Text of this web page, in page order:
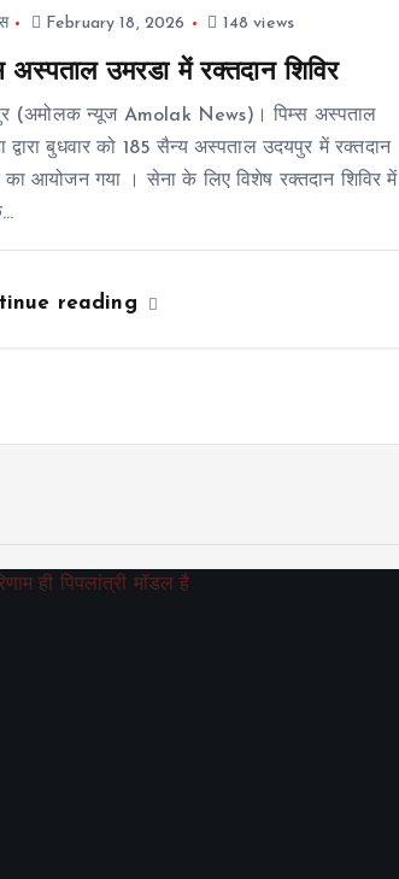
February 18, 2026 148 views
अस्पताल उमरडा में रक्तदान शिविर
(अमोलक न्यूज Amolak News)। पिम्स अस्पताल
द्वारा बुधवार को 185 सैन्य अस्पताल उदयपुर में रक्तदान
का आयोजन गया । सेना के लिए विशेष रक्तदान शिविर में
reading